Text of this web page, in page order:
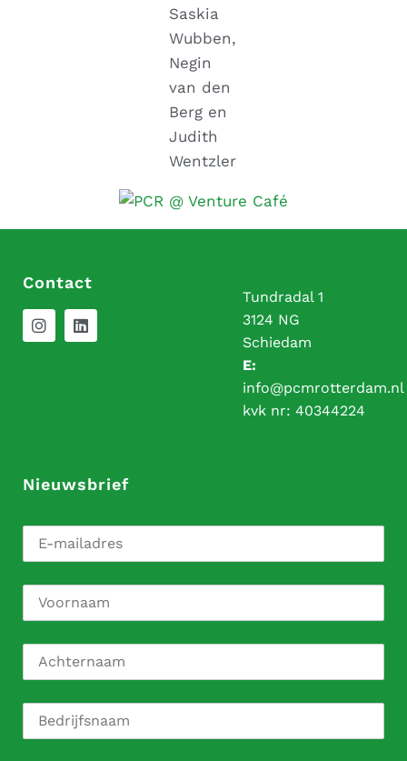
Saskia
Wubben,
Negin
van den
Berg en
Judith
Wentzler
Contact
Tundradal 1
3124 NG
Schiedam
E:
info@pcmrotterdam.nl
kvk nr: 40344224
Nieuwsbrief